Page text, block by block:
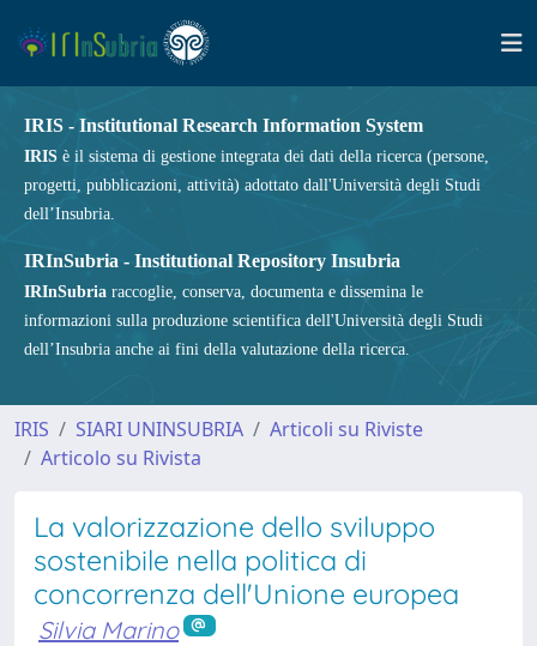
IRIS - Institutional Research Information System
IRIS è il sistema di gestione integrata dei dati della ricerca (persone,
progetti, pubblicazioni, attività) adottato dall'Università degli Studi
dell’Insubria.
IRInSubria - Institutional Repository Insubria
IRInSubria raccoglie, conserva, documenta e dissemina le
informazioni sulla produzione scientifica dell'Università degli Studi
dell’Insubria anche ai fini della valutazione della ricerca.
IRIS SIARI UNINSUBRIA
Articoli su Riviste
Articolo su Rivista
La valorizzazione dello sviluppo
sostenibile nella politica di
concorrenza dell'Unione europea
Silvia Marino